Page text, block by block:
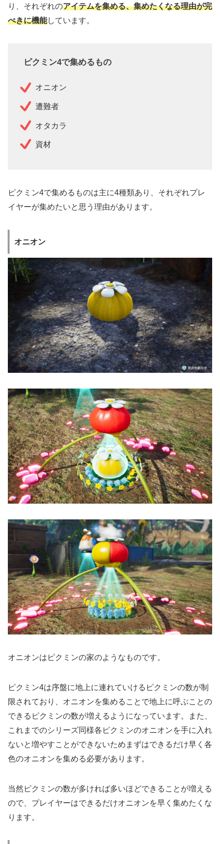
り、それぞれのアイテムを集める、集めたくなる理由が完
ぺきに機能しています。
ピクミン4で集めるもの
オニオン
遭難者
オタカラ
資材
ピクミン4で集めるものは主に4種類あり、それぞれプレ
イヤーが集めたいと思う理由があります。
オニオン
オニオンはピクミンの家のようなものです。
ピクミン4は序盤に地上に連れていけるピクミンの数が制
限されており、オニオンを集めることで地上に呼ぶことの
できるピクミンの数が増えるようになっています。また、
これまでのシリーズ同様各ピクミンのオニオンを手に入れ
ないと増やすことができないためまずはできるだけ早く各
色のオニオンを集める必要があります。
当然ピクミンの数が多ければ多いほどできることが増える
ので、プレイヤーはできるだけオニオンを早く集めたくな
ります。